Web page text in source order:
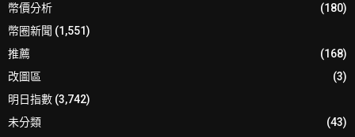
幣價分析
(180)
幣圈新聞 (1,551)
推薦
(168)
改圖區
(3)
明日指數 (3,742)
未分類
(43)